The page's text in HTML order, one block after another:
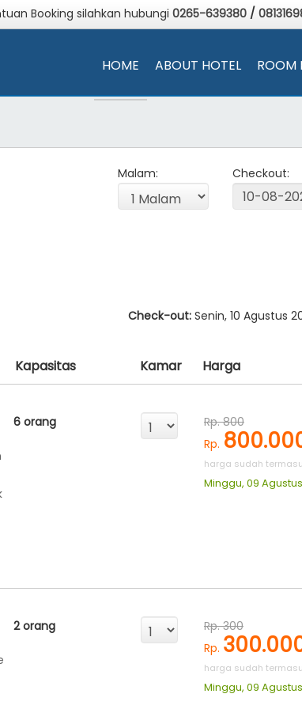
Booking silahkan hubungi 0265-639380 /
HOME ABOUT HOTEL ROOM
Malam: Checkout:
Check-out: Senin, 10 Agustus
Kapasitas Kamar Harga
6 orang
Rp. 800
Rp.
harga sudah
Minggu, 09
2 orang
Rp. 300
Rp.
harga sudah
Minggu, 09